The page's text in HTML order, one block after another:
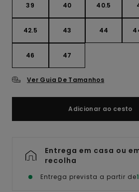
39 40 40.5
42.5 43 44
46 47
Ver Guia De Tamanhos
Adicionar ao cesto
Entrega em casa ou
recolha
Entrega prevista a partir de